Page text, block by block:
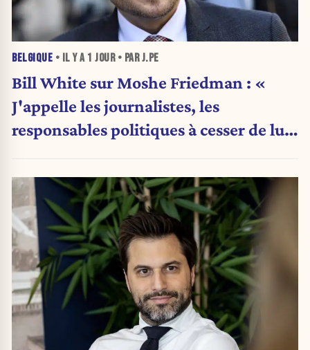
BELGIQUE • IL Y A 1 JOUR• PAR J.PE
Bill White sur Moshe Friedman : «
J'appelle les journalistes, les
responsables politiques à cesser de lui